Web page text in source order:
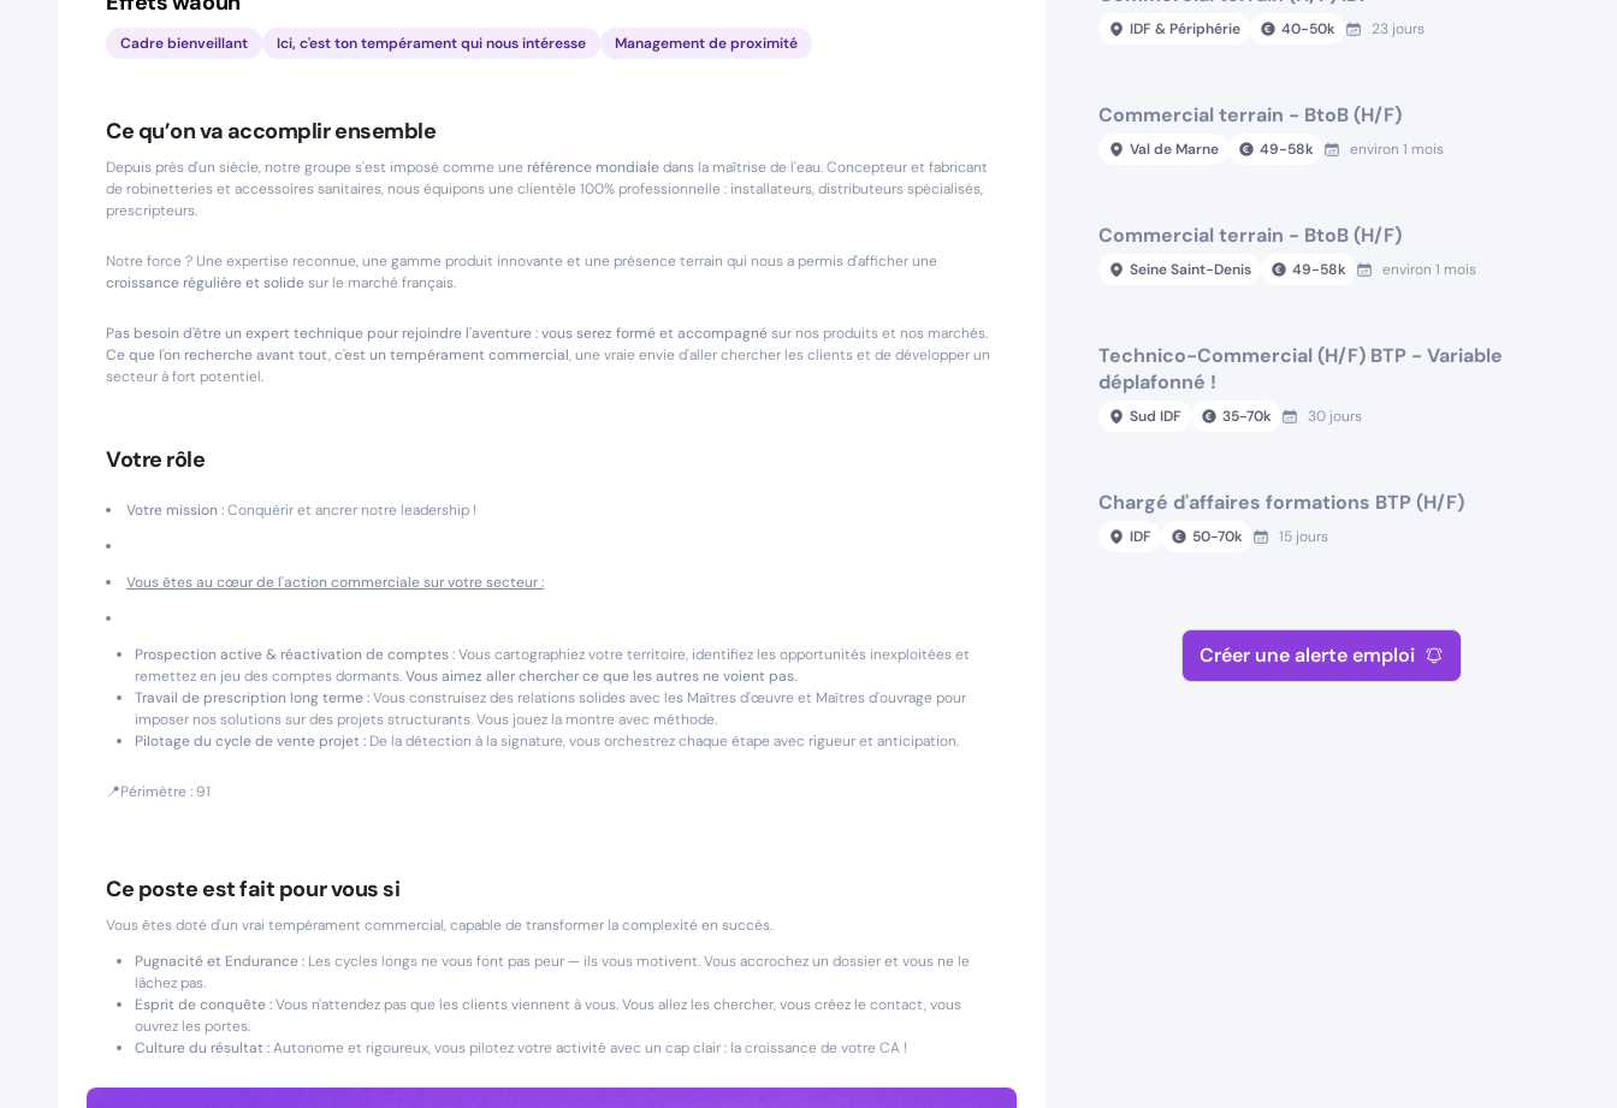
Cadre bienveillant Ici, c'est ton tempérament qui nous intéresse Management de proximité
Ce qu’on va accomplir ensemble
Depuis près d'un siècle, notre groupe s'est imposé comme une référence mondialedans la maîtrise de l'eau. Concepteur et fabricant
de robinetteries et accessoires sanitaires, nous équipons une clientèle 100% professionnelle : installateurs, distributeurs spécialisés,
prescripteurs.
Notre force ? Une expertise reconnue, une gamme produit innovante et une présence terrain qui nous a permis d'afficher une
croissance régulière et solidesur le marché français.
Pas besoin d'être un expert technique pour rejoindre l'aventure : vous serez formé et accompagnésur nos produits et nos marchés.
Ce que l'on recherche avant tout, c'est un tempérament commercial, une vraie envie d'aller chercher les clients et de développer un
secteur à fort potentiel.
Votre rôle
Votre mission :Conquérir et ancrer notre leadership !
Vous êtes au cœur de l'action commerciale sur votre secteur :
Prospection active & réactivation de comptes :Vous cartographiez votre territoire, identifiez les opportunités inexploitées et
remettez en jeu des comptes dormants.Vous aimez aller chercher ce que les autres ne voient pas.
Travail de prescription long terme :Vous construisez des relations solides avec les Maîtres d'œuvre et Maîtres d'ouvrage pour
imposer nos solutions sur des projets structurants. Vous jouez la montre avec méthode.
Pilotage du cycle de vente projet : De la détection à la signature, vous orchestrez chaque étape avec rigueur et anticipation.
📍Périmètre : 91
Ce poste est fait pour vous si
Vous êtes doté d'un vrai tempérament commercial, capable de transformer la complexité en succès.
Pugnacité et Endurance : Les cycles longs ne vous font pas peur — ils vous motivent. Vous accrochez un dossier et vous ne le
lâchez pas.
Esprit de conquête :Vous n'attendez pas que les clients viennent à vous. Vous allez les chercher, vous créez le contact, vous
ouvrez les portes.
Culture du résultat :Autonome et rigoureux, vous pilotez votre activité avec un cap clair : la croissance de votre CA !
IDF & Périphérie 40-50k 23 jours
Commercial terrain - BtoB (H/F)
Val de Marne 49-58k environ 1 mois
Commercial terrain - BtoB (H/F)
Seine Saint-Denis 49-58k environ 1 mois
Technico-Commercial (H/F) BTP - Variable
déplafonné !
Sud IDF 35-70k 30 jours
Chargé d'affaires formations BTP (H/F)
IDF 50-70k 15 jours
Créer une alerte emploi